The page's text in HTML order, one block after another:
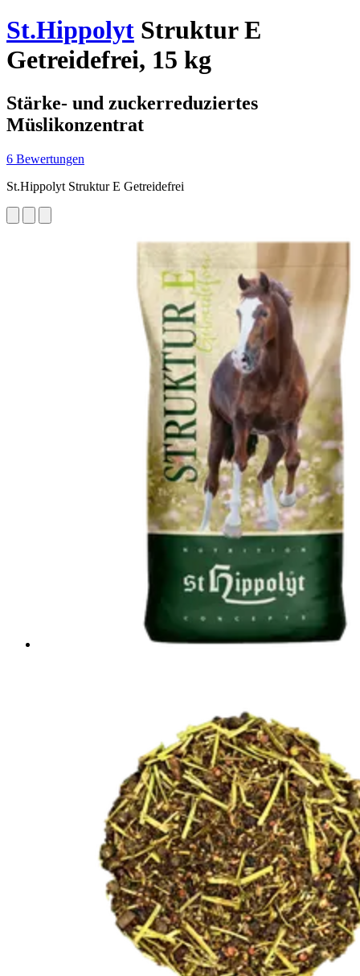
St.Hippolyt Struktur E
Getreidefrei, 15 kg
Stärke- und zuckerreduziertes
Müslikonzentrat
6 Bewertungen
St.Hippolyt Struktur E Getreidefrei